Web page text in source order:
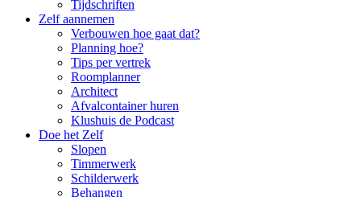
Tijdschriften
Zelf aannemen
Verbouwen hoe gaat dat?
Planning hoe?
Tips per vertrek
Roomplanner
Architect
Afvalcontainer huren
Klushuis de Podcast
Doe het Zelf
Slopen
Timmerwerk
Schilderwerk
Behangen